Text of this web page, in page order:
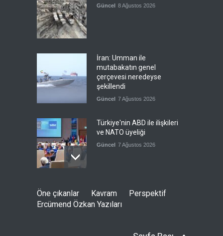
Güncel 8 Ağustos 2026
İran: Umman ile
mutabakatın genel
çerçevesi neredeyse
şekillendi
Güncel 7 Ağustos 2026
Türkiye'nin ABD ile ilişkileri
ve NATO üyeliği
Güncel 7 Ağustos 2026
İspanya'dan İtalya'ya, sınır
kontrollerini kaldır uyarısı
Öne çıkanlar Kavram
Perspektif
Ercümend Özkan Yazıları